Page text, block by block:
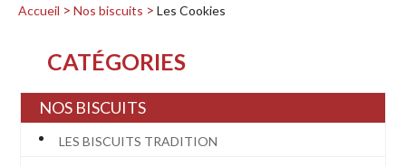
Accueil Nos biscuits Les Cookies
CATÉGORIES
NOS BISCUITS
LES BISCUITS TRADITION